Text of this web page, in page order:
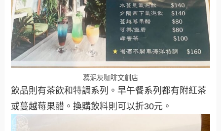
慕泥灰咖啡文創店
飲品則有茶飲和特調系列。早午餐系列都有附紅茶
或蔓越莓果醋。換購飲料則可以折30元。